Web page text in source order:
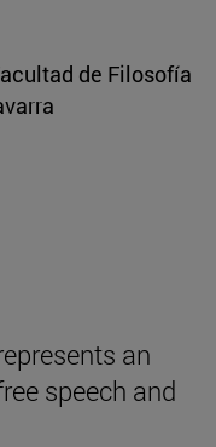
de Filosofía
an
speech and